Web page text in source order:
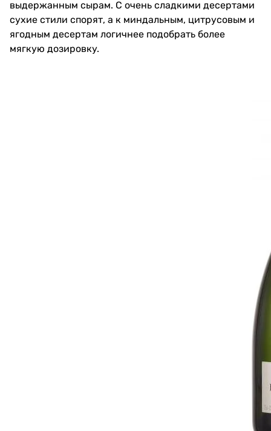
выдержанным сырам. С очень сладкими десертами
сухие стили спорят, а к миндальным, цитрусовым и
ягодным десертам логичнее подобрать более
мягкую дозировку.